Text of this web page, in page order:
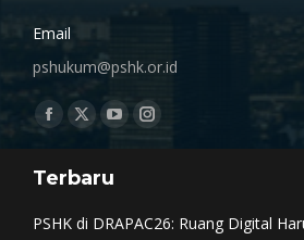
Email
pshukum@pshk.or.id
Find us on:
Facebook
opens
X
opens
YouTube
opens
Instagram
Terbaru
PSHK di DRAPAC26: Ruang Digital